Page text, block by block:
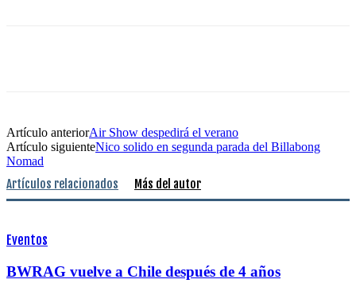
Artículo anteriorAir Show despedirá el verano
Artículo siguienteNico solido en segunda parada del Billabong
Nomad
Artículos relacionados Más del autor
Eventos
BWRAG vuelve a Chile después de 4 años